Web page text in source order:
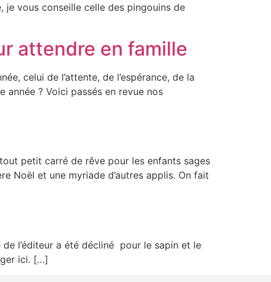
je vous conseille celle des pingouins de
attendre en famille
celui de l’attente, de l’espérance, de la
? Voici passés en revue nos
petit carré de rêve pour les enfants sages
Noël et une myriade d’autres applis. On fait
l’éditeur a été décliné pour le sapin et le
ici. […]